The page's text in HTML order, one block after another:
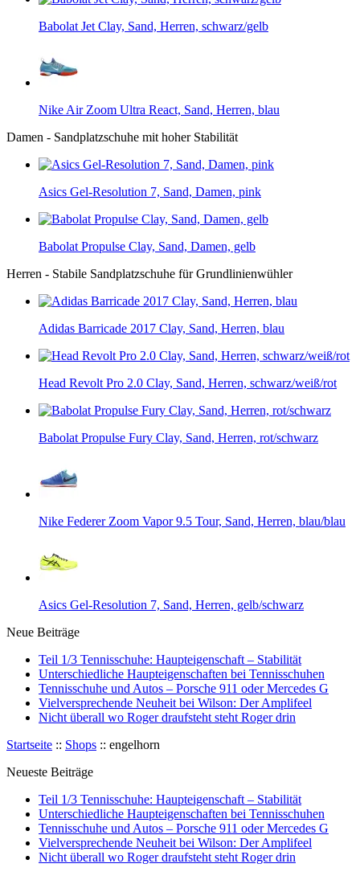
Babolat Jet Clay, Sand, Herren, schwarz/gelb
Nike Air Zoom Ultra React, Sand, Herren, blau
Damen - Sandplatzschuhe mit hoher Stabilität
Asics Gel-Resolution 7, Sand, Damen, pink
Babolat Propulse Clay, Sand, Damen, gelb
Herren - Stabile Sandplatzschuhe für Grundlinienwühler
Adidas Barricade 2017 Clay, Sand, Herren, blau
Head Revolt Pro 2.0 Clay, Sand, Herren, schwarz/weiß/rot
Babolat Propulse Fury Clay, Sand, Herren, rot/schwarz
Nike Federer Zoom Vapor 9.5 Tour, Sand, Herren, blau/blau
Asics Gel-Resolution 7, Sand, Herren, gelb/schwarz
Neue Beiträge
Teil 1/3 Tennisschuhe: Haupteigenschaft – Stabilität
Unterschiedliche Haupteigenschaften bei Tennisschuhen
Tennisschuhe und Autos – Porsche 911 oder Mercedes G
Vielversprechende Neuheit bei Wilson: Der Amplifeel
Nicht überall wo Roger draufsteht steht Roger drin
Startseite :: Shops :: engelhorn
Neueste Beiträge
Teil 1/3 Tennisschuhe: Haupteigenschaft – Stabilität
Unterschiedliche Haupteigenschaften bei Tennisschuhen
Tennisschuhe und Autos – Porsche 911 oder Mercedes G
Vielversprechende Neuheit bei Wilson: Der Amplifeel
Nicht überall wo Roger draufsteht steht Roger drin